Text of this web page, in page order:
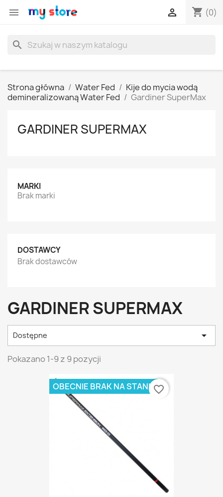
 shopping_cart (0)

search
Strona główna Water Fed
Kije do mycia wodą
demineralizowaną Water Fed
Gardiner SuperMax
GARDINER SUPERMAX
MARKI
Brak marki
DOSTAWCY
Brak dostawców
GARDINER SUPERMAX
Dostępne 
Pokazano 1-9 z 9 pozycji
OBECNIE BRAK NA STANIEfavorite_border